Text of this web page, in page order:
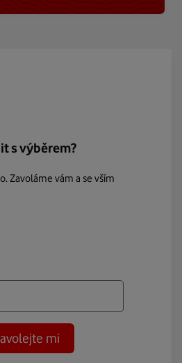
s výběrem?
Zavoláme vám a se vším
mi